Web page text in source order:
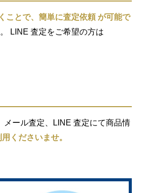
ことで、簡単に査定依頼 が可能で
LINE 査定をご希望の方は
ール査定、LINE 査定にて商品情
くださいませ。